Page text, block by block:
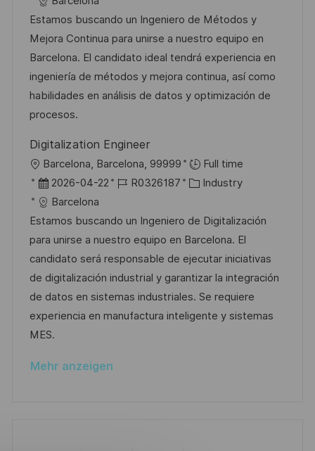
f
e
n
t
l
i
c
h
u
n
g
t
u
m
d
e
r
e
r
ö
f
f
e
n
t
l
i
c
h
b
-
I
D
t
e
g
o
r
Estamos buscando un Ingeniero de Métodos y
Mejora Continua para unirse a nuestro equipo en
Barcelona. El candidato ideal tendrá experiencia en
ingeniería de métodos y mejora continua, así como
habilidades en análisis de datos y optimización de
procesos.
Digitalization Engineer
O
r
t
Barcelona, Barcelona, 99999
Full time
D
a
t
u
m
d
e
r
V
r
2026-04-22
J
b
-
I
D
R0326187
K
t
e
g
o
r
i
Industry
Barcelona
Estamos buscando un Ingeniero de Digitalización
para unirse a nuestro equipo en Barcelona. El
candidato será responsable de ejecutar iniciativas
de digitalización industrial y garantizar la integración
de datos en sistemas industriales. Se requiere
experiencia en manufactura inteligente y sistemas
MES.
Mehr anzeigen